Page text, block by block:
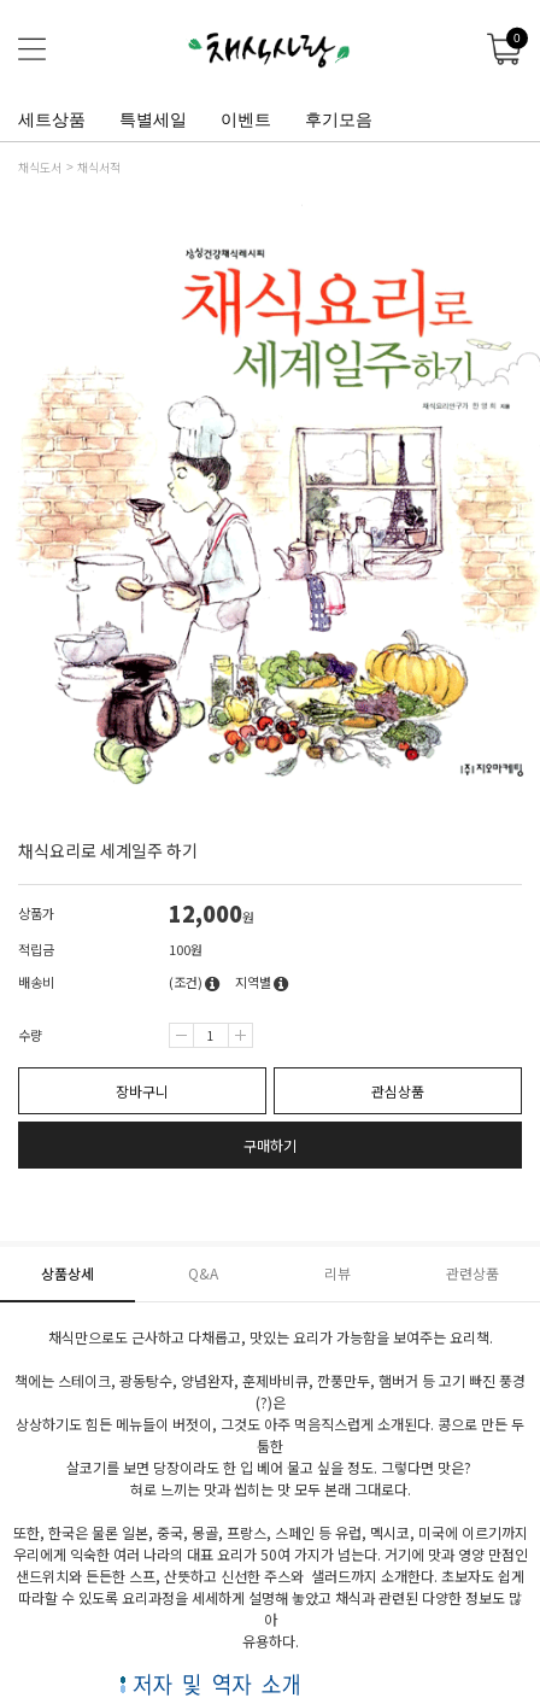
0
세트상품 특별세일 이벤트 후기모음
채식도서 채식서적
채식요리로 세계일주 하기
상품가 12,000원
적립금
100원
배송비
(조건) 지역별
수량
장바구니 관심상품
구매하기
상품상세 Q&A 리뷰 관련상품
채식만으로도 근사하고 다채롭고, 맛있는 요리가 가능함을 보여주는 요리책.
책에는 스테이크, 광동탕수, 양념완자, 훈제바비큐, 깐풍만두, 햄버거 등 고기 빠진 풍경
(?)은
상상하기도 힘든 메뉴들이 버젓이, 그것도 아주 먹음직스럽게 소개된다. 콩으로 만든 두
툼한
살코기를 보면 당장이라도 한 입 베어 물고 싶을 정도. 그렇다면 맛은?
혀로 느끼는 맛과 씹히는 맛 모두 본래 그대로다.
또한, 한국은 물론 일본, 중국, 몽골, 프랑스, 스페인 등 유럽, 멕시코, 미국에 이르기까지
우리에게 익숙한 여러 나라의 대표 요리가 50여 가지가 넘는다. 거기에 맛과 영양 만점인
샌드위치와 든든한 스프, 산뜻하고 신선한 주스와 샐러드까지 소개한다. 초보자도 쉽게
따라할 수 있도록 요리과정을 세세하게 설명해 놓았고 채식과 관련된 다양한 정보도 많
아
유용하다.